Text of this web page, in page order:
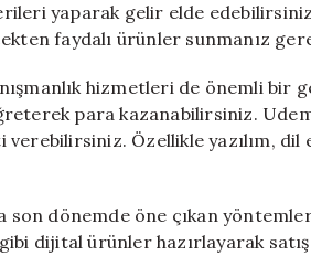
yaparak gelir elde
faydalı ürünler sunmanız
hizmetleri de önemli bir
para kazanabilirsiniz.
verebilirsiniz. Özellikle yazılım,
son dönemde öne çıkan
gibi dijital ürünler hazırlayarak